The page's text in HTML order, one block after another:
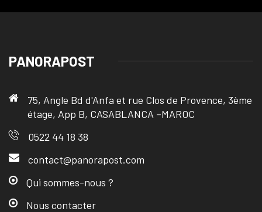
PANORAPOST
75, Angle Bd d'Anfa et rue Clos de Provence, 3ème
étage, App B, CASABLANCA –MAROC
0522 44 18 38
contact@panorapost.com
Qui sommes-nous ?
Nous contacter